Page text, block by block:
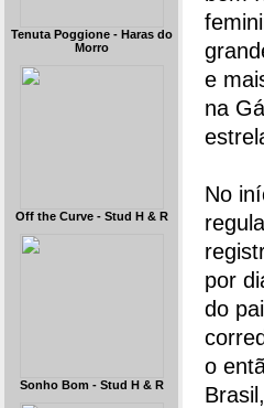
Tenuta Poggione - Haras do
Morro
Off the Curve - Stud H & R
Sonho Bom - Stud H & R
e
na
No
por
do
o